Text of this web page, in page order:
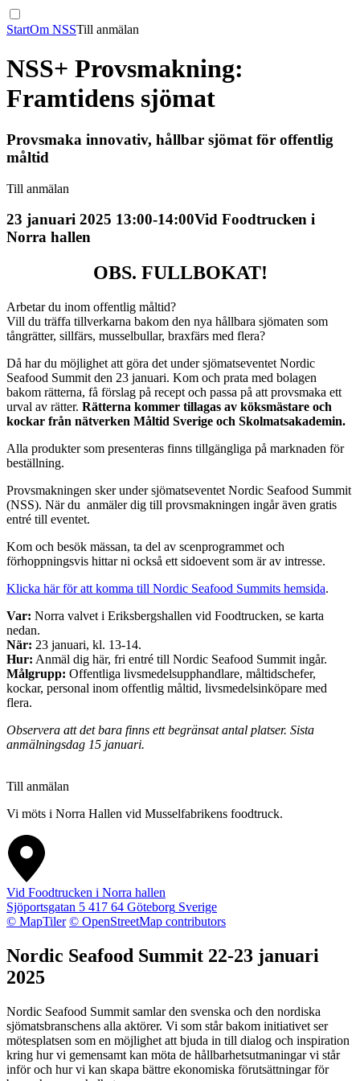
StartOm NSSTill anmälan
NSS+ Provsmakning:
Framtidens sjömat
Provsmaka innovativ, hållbar sjömat för offentlig
måltid
Till anmälan
23 januari 2025 13:00-14:00Vid Foodtrucken i
Norra hallen
OBS. FULLBOKAT!
Arbetar du inom offentlig måltid?
Vill du träffa tillverkarna bakom den nya hållbara sjömaten som
tångrätter, sillfärs, musselbullar, braxfärs med flera?
Då har du möjlighet att göra det under sjömatseventet Nordic
Seafood Summit den 23 januari. Kom och prata med bolagen
bakom rätterna, få förslag på recept och passa på att provsmaka ett
urval av rätter. Rätterna kommer tillagas av köksmästare och
kockar från nätverken Måltid Sverige och Skolmatsakademin.
Alla produkter som presenteras finns tillgängliga på marknaden för
beställning.
Provsmakningen sker under sjömatseventet Nordic Seafood Summit
(NSS). När du anmäler dig till provsmakningen ingår även gratis
entré till eventet.
Kom och besök mässan, ta del av scenprogrammet och
förhoppningsvis hittar ni också ett sidoevent som är av intresse.
Klicka här för att komma till Nordic Seafood Summits hemsida.
Var: Norra valvet i Eriksbergshallen vid Foodtrucken, se karta
nedan.
När: 23 januari, kl. 13-14.
Hur: Anmäl dig här, fri entré till Nordic Seafood Summit ingår.
Målgrupp: Offentliga livsmedelsupphandlare, måltidschefer,
kockar, personal inom offentlig måltid, livsmedelsinköpare med
flera.
Observera att det bara finns ett begränsat antal platser. Sista
anmälningsdag 15 januari.
Till anmälan
Vi möts i Norra Hallen vid Musselfabrikens foodtruck.
Vid Foodtrucken i Norra hallen
Sjöportsgatan 5 417 64 Göteborg Sverige
© MapTiler © OpenStreetMap contributors
Nordic Seafood Summit 22-23 januari
2025
Nordic Seafood Summit samlar den svenska och den nordiska
sjömatsbranschens alla aktörer. Vi som står bakom initiativet ser
mötesplatsen som en möjlighet att bjuda in till dialog och inspiration
kring hur vi gemensamt kan möta de hållbarhetsutmaningar vi står
inför och hur vi kan skapa bättre ekonomiska förutsättningar för